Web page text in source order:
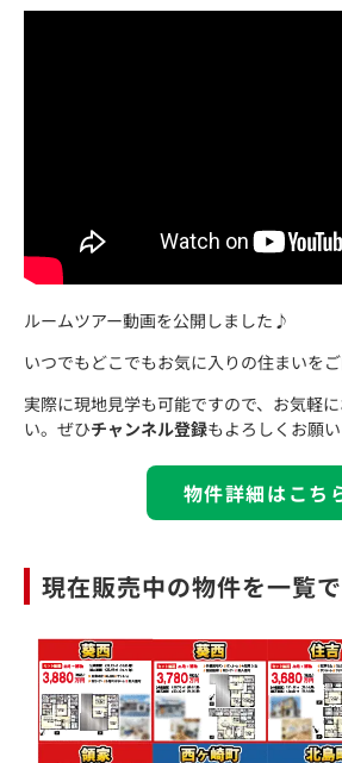
ルームツアー動画を公開しました♪
いつでもどこでもお気に入りの住まいをご
実際に現地見学も可能ですので、お気軽
い。ぜひチャンネル登録もよろしくお願
物件詳細はこち
現在販売中の物件を一覧